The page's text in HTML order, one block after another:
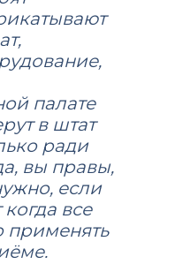
палате
в штат
ради
вы правы,
если
все
применять